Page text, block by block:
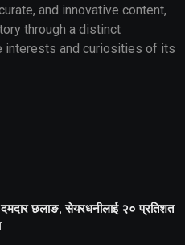
and innovative content,
through a distinct
interests and curiosities of its
दमदार छलाङ, सेयरधनीलाई २० प्रतिशत